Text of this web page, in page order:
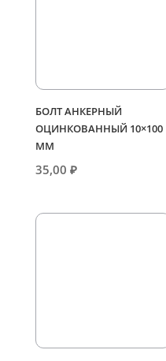
БОЛТ АНКЕРНЫЙ
ОЦИНКОВАННЫЙ 10×100
ММ
35,00 ₽